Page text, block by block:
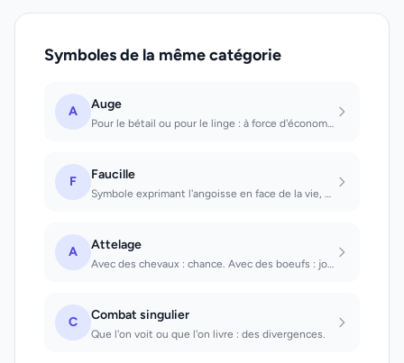
Symboles de la même catégorie
A Auge
Pour le bétail ou pour le linge : à force d'économies, on parviendra à la fortun...
F Faucille
Symbole exprimant l'angoisse en face de la vie, une angoisse qu'il faut maîtrise...
A Attelage
Avec des chevaux : chance. Avec des boeufs : joie. Avec des ânes : de sottes his...
C Combat singulier
Que l'on voit ou que l'on livre : des divergences.